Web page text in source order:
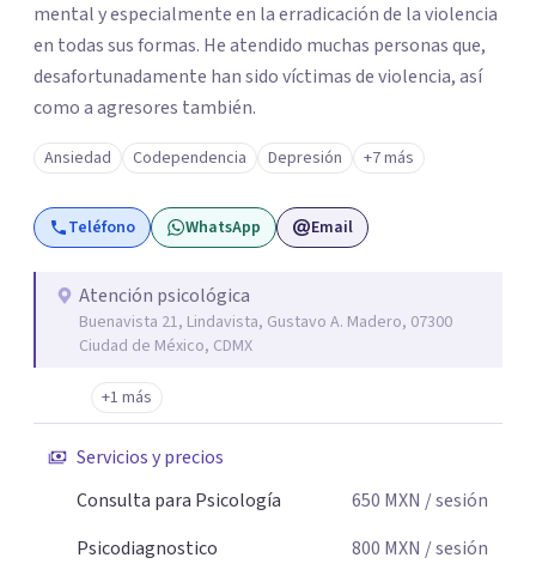
mental y especialmente en la erradicación de la violencia
en todas sus formas. He atendido muchas personas que,
desafortunadamente han sido víctimas de violencia, así
como a agresores también.
Ansiedad Codependencia Depresión +7 más
Teléfono WhatsApp Email
Atención psicológica
Buenavista 21, Lindavista, Gustavo A. Madero, 07300
Ciudad de México, CDMX
+1 más
Servicios y precios
Consulta para Psicología
650 MXN / sesión
Psicodiagnostico
800 MXN / sesión